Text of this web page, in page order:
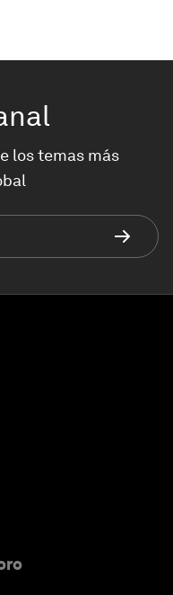
los temas más